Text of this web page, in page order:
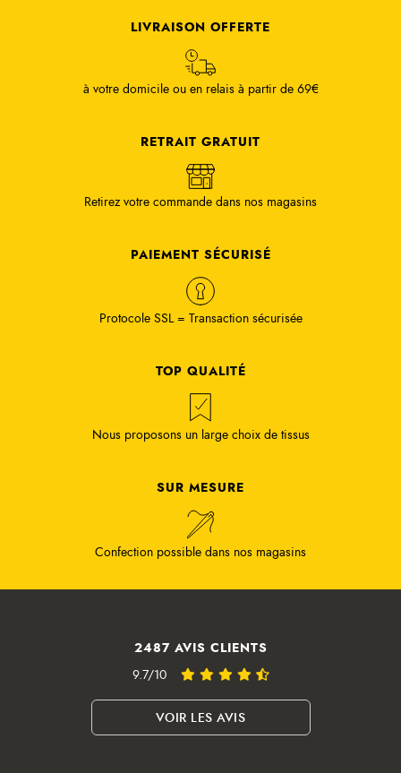
LIVRAISON OFFERTE
à votre domicile ou en relais à partir de 69€
RETRAIT GRATUIT
Retirez votre commande dans nos magasins
PAIEMENT SÉCURISÉ
Protocole SSL = Transaction sécurisée
TOP QUALITÉ
Nous proposons un large choix de tissus
SUR MESURE
Confection possible dans nos magasins
2487 AVIS CLIENTS
9.7/10
VOIR LES AVIS